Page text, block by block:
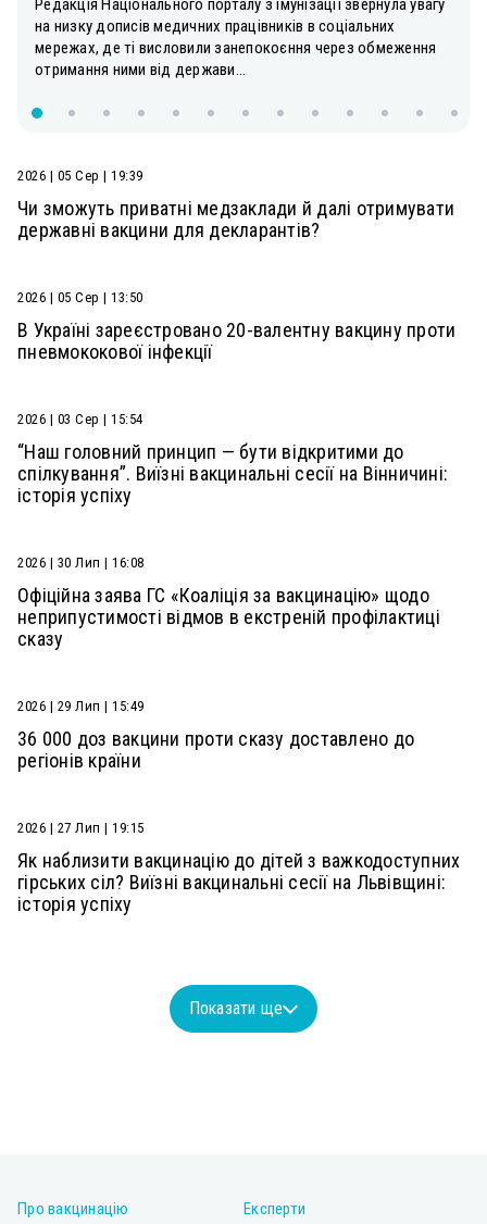
Редакція Національного порталу з імунізації звернула увагу
на низку дописів медичних працівників в соціальних
мережах, де ті висловили занепокоєння через обмеження
отримання ними від держави...
2026 | 05 Сер | 19:39
Чи зможуть приватні медзаклади й далі отримувати
державні вакцини для декларантів?
2026 | 05 Сер | 13:50
В Україні зареєстровано 20-валентну вакцину проти
пневмококової інфекції
2026 | 03 Сер | 15:54
“Наш головний принцип — бути відкритими до
спілкування”. Виїзні вакцинальні сесії на Вінничині:
історія успіху
2026 | 30 Лип | 16:08
Офіційна заява ГС «Коаліція за вакцинацію» щодо
неприпустимості відмов в екстреній профілактиці
сказу
2026 | 29 Лип | 15:49
36 000 доз вакцини проти сказу доставлено до
регіонів країни
2026 | 27 Лип | 19:15
Як наблизити вакцинацію до дітей з важкодоступних
гірських сіл? Виїзні вакцинальні сесії на Львівщині:
історія успіху
Показати ще
Про вакцинацію Експерти